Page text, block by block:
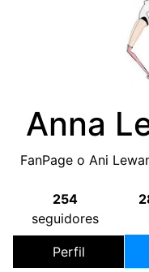
Anna
FanPage o Ani
254
seguidores
Perfil